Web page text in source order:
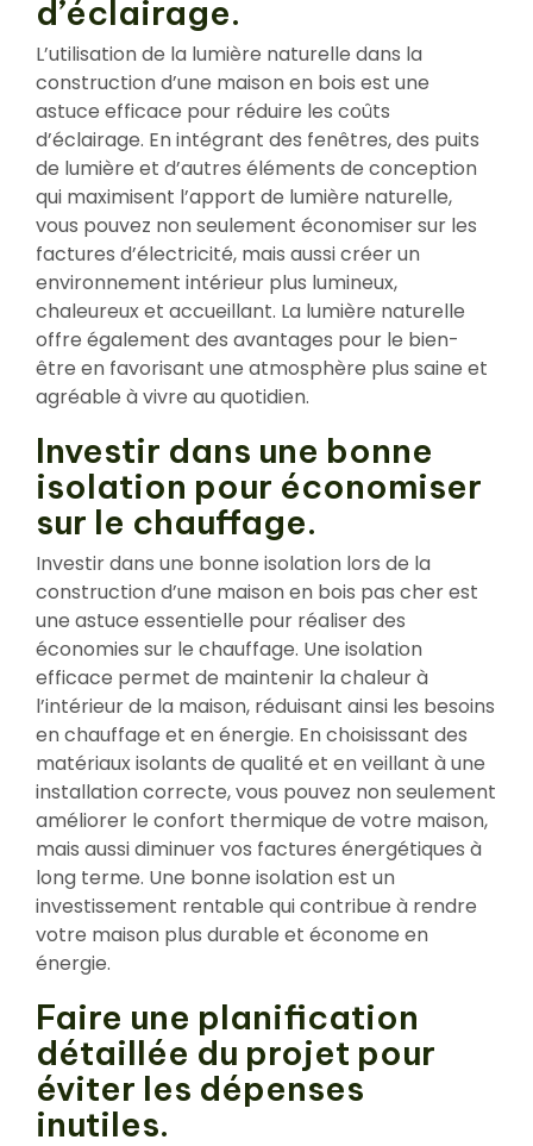
d’éclairage.
L’utilisation de la lumière naturelle dans la
construction d’une maison en bois est une
astuce efficace pour réduire les coûts
d’éclairage. En intégrant des fenêtres, des puits
de lumière et d’autres éléments de conception
qui maximisent l’apport de lumière naturelle,
vous pouvez non seulement économiser sur les
factures d’électricité, mais aussi créer un
environnement intérieur plus lumineux,
chaleureux et accueillant. La lumière naturelle
offre également des avantages pour le bien-
être en favorisant une atmosphère plus saine et
agréable à vivre au quotidien.
Investir dans une bonne
isolation pour économiser
sur le chauffage.
Investir dans une bonne isolation lors de la
construction d’une maison en bois pas cher est
une astuce essentielle pour réaliser des
économies sur le chauffage. Une isolation
efficace permet de maintenir la chaleur à
l’intérieur de la maison, réduisant ainsi les besoins
en chauffage et en énergie. En choisissant des
matériaux isolants de qualité et en veillant à une
installation correcte, vous pouvez non seulement
améliorer le confort thermique de votre maison,
mais aussi diminuer vos factures énergétiques à
long terme. Une bonne isolation est un
investissement rentable qui contribue à rendre
votre maison plus durable et économe en
énergie.
Faire une planification
détaillée du projet pour
éviter les dépenses
inutiles.